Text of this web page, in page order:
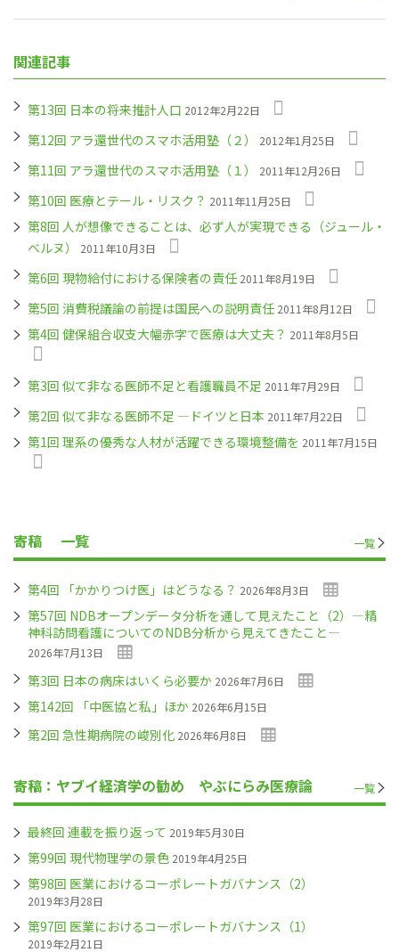
関連記事
第13回 日本の将来推計人口 2012年2月22日
第12回 アラ還世代のスマホ活用塾（２） 2012年1月25日
第11回 アラ還世代のスマホ活用塾（１） 2011年12月26日
第10回 医療とテール・リスク？ 2011年11月25日
第8回 人が想像できることは、必ず人が実現できる（ジュール・
ベルヌ）
2011年10月3日
第6回 現物給付における保険者の責任 2011年8月19日
第5回 消費税議論の前提は国民への説明責任 2011年8月12日
第4回 健保組合収支大幅赤字で医療は大丈夫？ 2011年8月5日
第3回 似て非なる医師不足と看護職員不足 2011年7月29日
第2回 似て非なる医師不足 ―ドイツと日本 2011年7月22日
第1回 理系の優秀な人材が活躍できる環境整備を 2011年7月15日
寄稿 一覧 一覧
第4回 「かかりつけ医」はどうなる？ 2026年8月3日
第57回 NDBオープンデータ分析を通して見えたこと（2）―精
神科訪問看護についてのNDB分析から見えてきたこと―
2026年7月13日
第3回 日本の病床はいくら必要か 2026年7月6日
第142回 「中医協と私」ほか 2026年6月15日
第2回 急性期病院の峻別化 2026年6月8日
寄稿：ヤブイ経済学の勧め やぶにらみ医療論 一覧
最終回 連載を振り返って 2019年5月30日
第99回 現代物理学の景色 2019年4月25日
第98回 医業におけるコーポレートガバナンス（2）
2019年3月28日
第97回 医業におけるコーポレートガバナンス（1）
2019年2月21日